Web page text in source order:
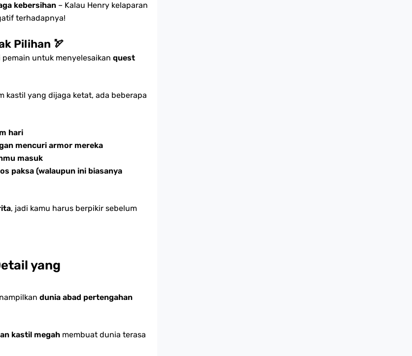
kebersihan – Kalau Henry kelaparan
terhadapnya!
Pilihan 🏹
untuk menyelesaikan quest
kastil yang dijaga ketat, ada beberapa
hari
mencuri armor mereka
masuk
paksa (walaupun ini biasanya
, jadi kamu harus berpikir sebelum
yang
dunia abad pertengahan
kastil megah membuat dunia terasa